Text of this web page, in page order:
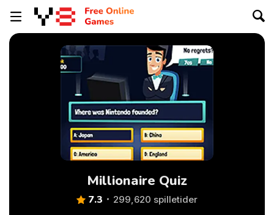
Millionaire Quiz
7.3 299,620 spilletider